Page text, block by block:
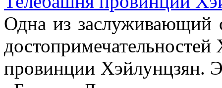
Одна из заслуживающий
провинции Хэйлунцзян.